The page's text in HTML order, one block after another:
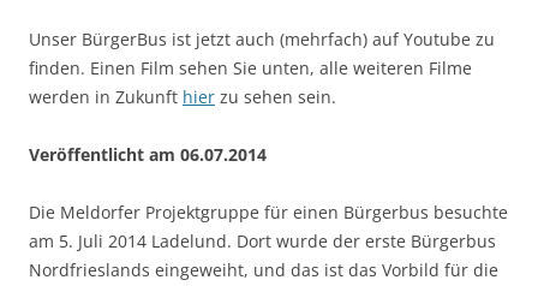
Unser BürgerBus ist jetzt auch (mehrfach) auf Youtube zu
finden. Einen Film sehen Sie unten, alle weiteren Filme
werden in Zukunft hier zu sehen sein.
Veröffentlicht am 06.07.2014
Die Meldorfer Projektgruppe für einen Bürgerbus besuchte
am 5. Juli 2014 Ladelund. Dort wurde der erste Bürgerbus
Nordfrieslands eingeweiht, und das ist das Vorbild für die